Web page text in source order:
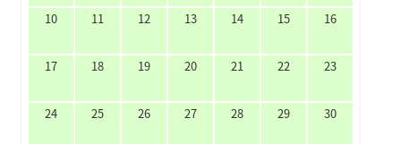
10 11 12 13 14 15 16
17 18 19 20 21 22 23
24 25 26 27 28 29 30